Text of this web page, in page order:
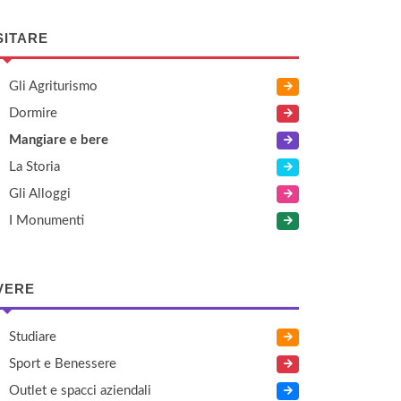
Gli Agriturismo
Dormire
Mangiare e bere
La Storia
Gli Alloggi
I Monumenti
Studiare
Sport e Benessere
Outlet e spacci aziendali